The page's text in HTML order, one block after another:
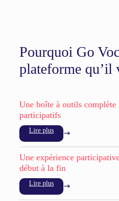
Pourquoi Go
plateforme qu’il
Une boîte à outils complète
participatifs
Lire plus
Une expérience
début à la fin
Lire plus